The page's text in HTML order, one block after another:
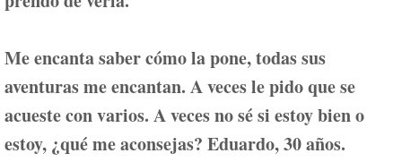
Me encanta saber cómo la pone, todas sus
aventuras me encantan. A veces le pido que se
acueste con varios. A veces no sé si estoy bien o
estoy, ¿qué me aconsejas? Eduardo, 30 años.